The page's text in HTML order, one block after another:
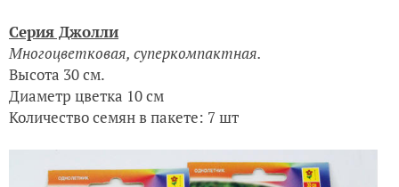
Серия Джолли
Многоцветковая, суперкомпактная.
Высота 30 см.
Диаметр цветка 10 см
Количество семян в пакете: 7 шт